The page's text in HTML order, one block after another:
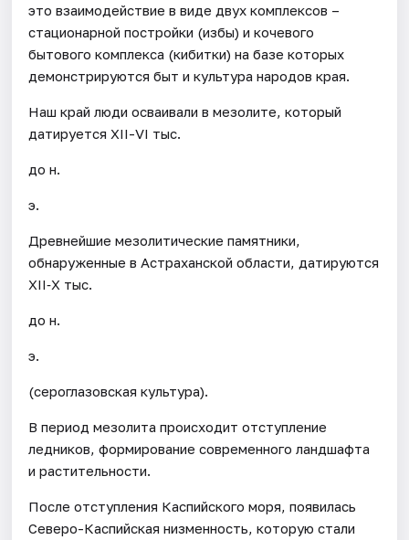
это взаимодействие в виде двух комплексов –
стационарной постройки (избы) и кочевого
бытового комплекса (кибитки) на базе которых
демонстрируются быт и культура народов края.
Наш край люди осваивали в мезолите, который
датируется XII-VI тыс.
до н.
э.
Древнейшие мезолитические памятники,
обнаруженные в Астраханской области, датируются
XII‐X тыс.
до н.
э.
(сероглазовская культура).
В период мезолита происходит отступление
ледников, формирование современного ландшафта
и растительности.
После отступления Каспийского моря, появилась
Северо-Каспийская низменность, которую стали